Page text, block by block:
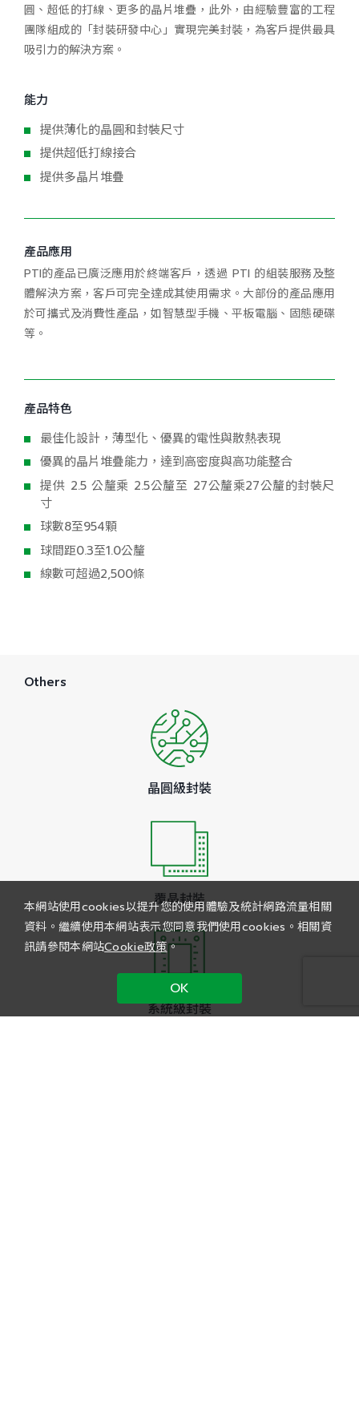
圓、超低的打線、更多的晶片堆疊，此外，由經驗豐富的工程
團隊組成的「封裝研發中心」實現完美封裝，為客戶提供最具
吸引力的解決方案。
能力
提供薄化的晶圓和封裝尺寸
提供超低打線接合
提供多晶片堆疊
產品應用
PTI的產品已廣泛應用於終端客戶，透過 PTI 的組裝服務及整
體解決方案，客戶可完全達成其使用需求。大部份的產品應用
於可攜式及消費性產品，如智慧型手機、平板電腦、固態硬碟
等。
產品特色
最佳化設計，薄型化、優異的電性與散熱表現
優異的晶片堆疊能力，達到高密度與高功能整合
提供 2.5 公釐乘 2.5公釐至 27公釐乘27公釐的封裝尺
寸
球數8至954顆
球間距0.3至1.0公釐
線數可超過2,500條
Others
晶圓級封裝
覆晶封裝
系統級封裝
本網站使用cookies以提升您的使用體驗及統計網路流量相關
資料。繼續使用本網站表示您同意我們使用cookies。相關資
訊請參閱本網站Cookie政策。
OK